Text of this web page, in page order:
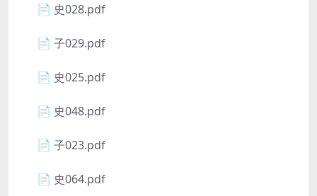
📄 史028.pdf
📄 子029.pdf
📄 史025.pdf
📄 史048.pdf
📄 子023.pdf
📄 史064.pdf